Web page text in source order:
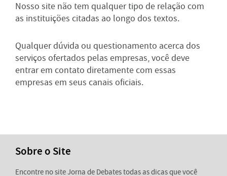
Nosso site não tem qualquer tipo de relação com
as instituições citadas ao longo dos textos.
Qualquer dúvida ou questionamento acerca dos
serviços ofertados pelas empresas, você deve
entrar em contato diretamente com essas
empresas em seus canais oficiais.
Sobre o Site
Encontre no site Jorna de Debates todas as dicas que você